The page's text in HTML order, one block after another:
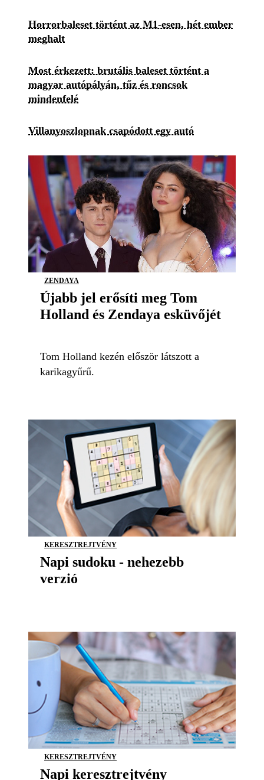
Horrorbaleset történt az M1-esen, hét ember
meghalt
Most érkezett: brutális baleset történt a
magyar autópályán, tűz és roncsok
mindenfelé
Villanyoszlopnak csapódott egy autó
ZENDAYA
Újabb jel erősíti meg Tom
Holland és Zendaya esküvőjét
Tom Holland kezén először látszott a
karikagyűrű.
KERESZTREJTVÉNY
Napi sudoku - nehezebb
verzió
KERESZTREJTVÉNY
Napi keresztrejtvény